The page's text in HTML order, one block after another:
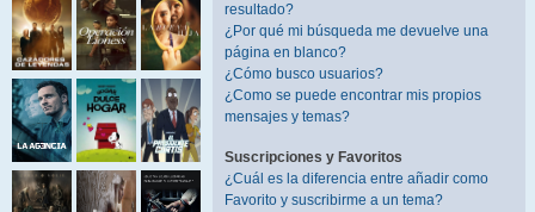
resultado?
¿Por qué mi búsqueda me devuelve una
página en blanco?
¿Cómo busco usuarios?
¿Como se puede encontrar mis propios
mensajes y temas?
Suscripciones y Favoritos
¿Cuál es la diferencia entre añadir como
Favorito y suscribirme a un tema?